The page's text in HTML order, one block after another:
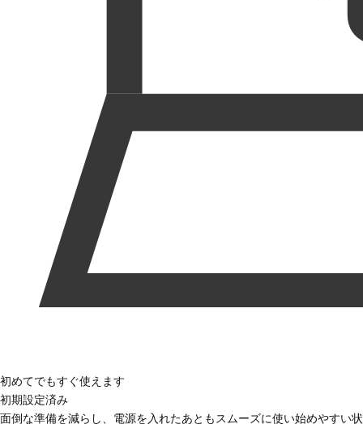
初めてでもすぐ使えます
初期設定済み
面倒な準備を減らし、電源を入れたあともスムーズに使い始めやすい